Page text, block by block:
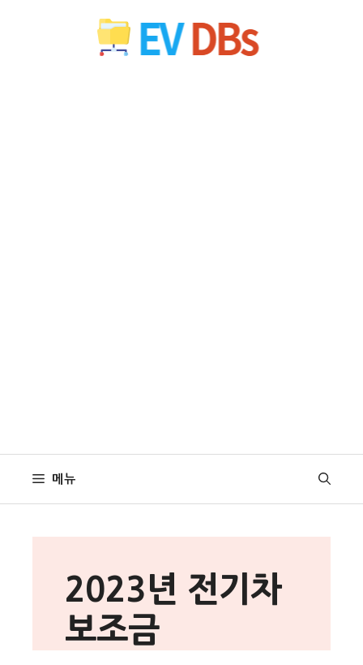
메뉴
2023년 전기차
보조금